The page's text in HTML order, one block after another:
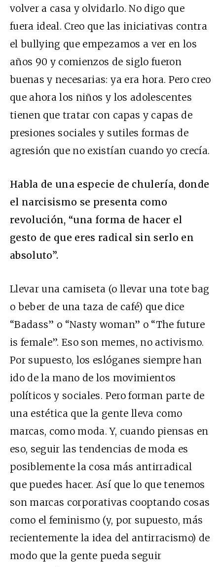
volver a casa y olvidarlo. No digo que
fuera ideal. Creo que las iniciativas contra
el bullying que empezamos a ver en los
años 90 y comienzos de siglo fueron
buenas y necesarias: ya era hora. Pero creo
que ahora los niños y los adolescentes
tienen que tratar con capas y capas de
presiones sociales y sutiles formas de
agresión que no existían cuando yo crecía.
Habla de una especie de chulería, donde
el narcisismo se presenta como
revolución, “una forma de hacer el
gesto de que eres radical sin serlo en
absoluto”.
Llevar una camiseta (o llevar una tote bag
o beber de una taza de café) que dice
“Badass” o “Nasty woman” o “The future
is female”. Eso son memes, no activismo.
Por supuesto, los eslóganes siempre han
ido de la mano de los movimientos
políticos y sociales. Pero forman parte de
una estética que la gente lleva como
marcas, como moda. Y, cuando piensas en
eso, seguir las tendencias de moda es
posiblemente la cosa más antirradical
que puedes hacer. Así que lo que tenemos
son marcas corporativas cooptando cosas
como el feminismo (y, por supuesto, más
recientemente la idea del antirracismo) de
modo que la gente pueda seguir